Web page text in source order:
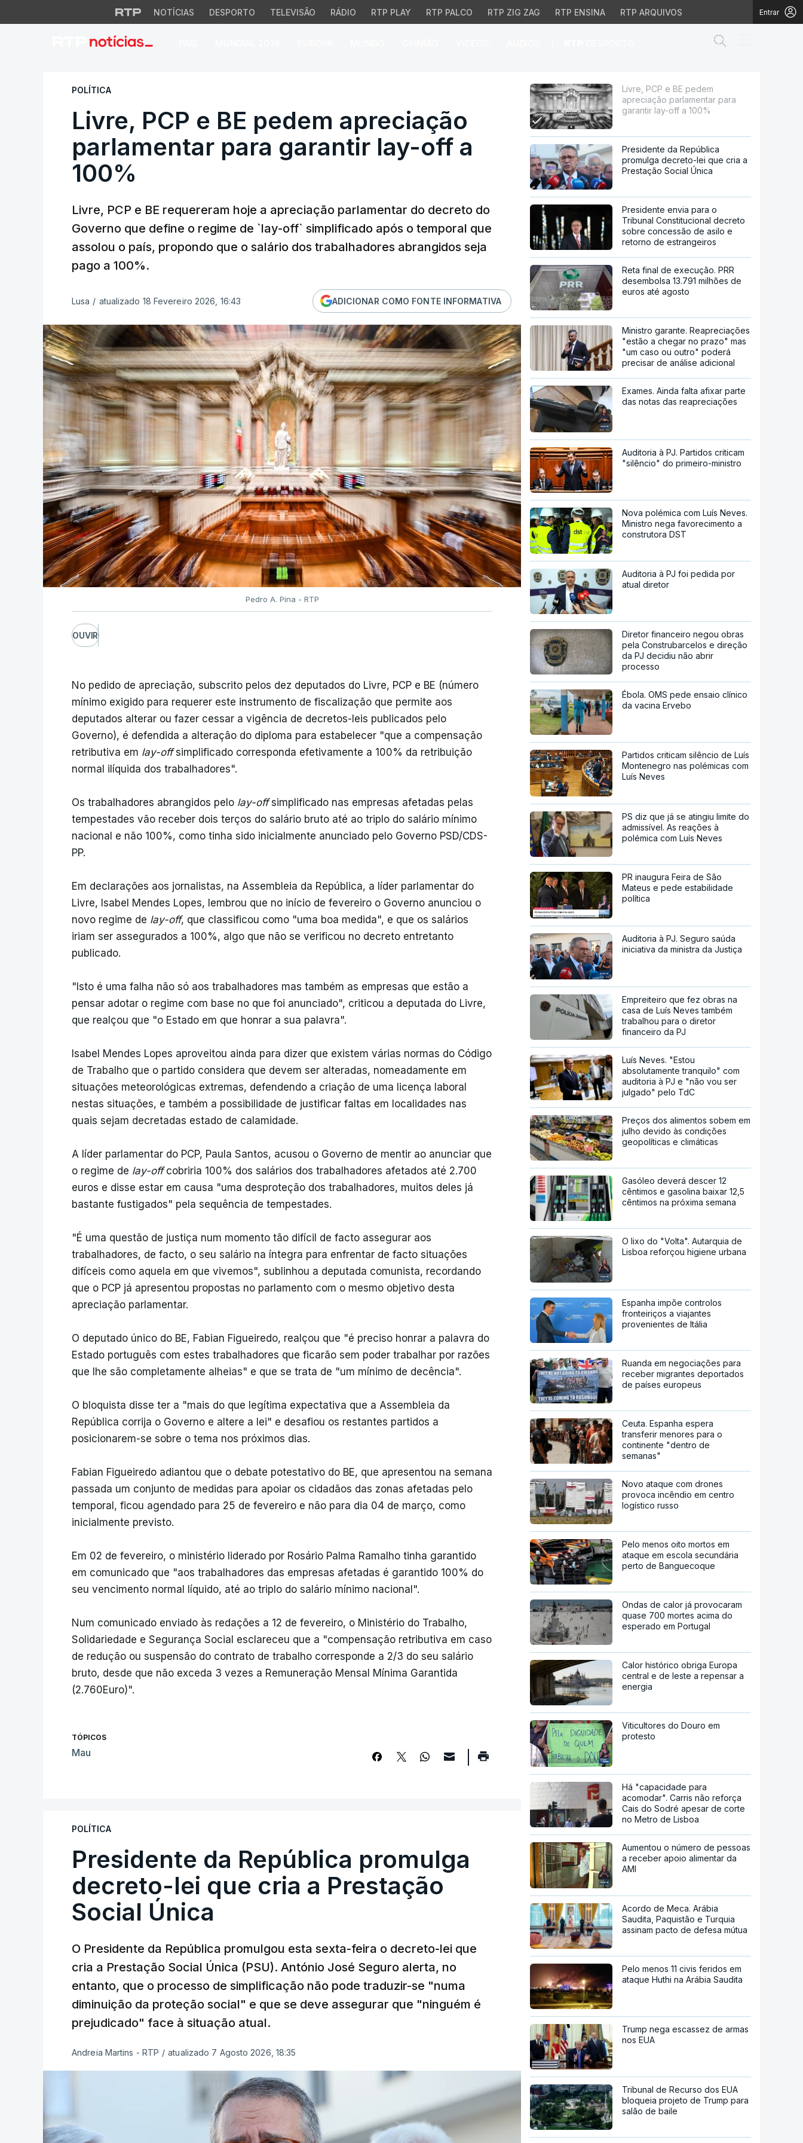
NOTÍCIAS DESPORTO TELEVISÃO RÁDIO RTP PLAY RTP PALCO RTP ZIG ZAG RTP ENSINA RTP ARQUIVOS Entrar
Livre, PCP e BE pedem apreciação parlamentar para garantir lay-
POLÍTICA
Livre, PCP e BE pedem apreciação
parlamentar para garantir lay-off a
100%
Livre, PCP e BE requereram hoje a apreciação parlamentar do decreto do
Governo que define o regime de `lay-off` simplificado após o temporal que
assolou o país, propondo que o salário dos trabalhadores abrangidos seja
pago a 100%.
Lusa / atualizado 18 Fevereiro 2026, 16:43 ADICIONAR COMO FONTE INFORMATIVA
Pedro A. Pina - RTP
OUVIR
No pedido de apreciação, subscrito pelos dez deputados do Livre, PCP e BE (número
mínimo exigido para requerer este instrumento de fiscalização que permite aos
deputados alterar ou fazer cessar a vigência de decretos-leis publicados pelo
Governo), é defendida a alteração do diploma para estabelecer "que a compensação
retributiva em lay-offsimplificado corresponda efetivamente a 100% da retribuição
normal ilíquida dos trabalhadores".
Os trabalhadores abrangidos pelo lay-offsimplificado nas empresas afetadas pelas
tempestades vão receber dois terços do salário bruto até ao triplo do salário mínimo
nacional e não 100%, como tinha sido inicialmente anunciado pelo Governo PSD/CDS-
PP.
Em declarações aos jornalistas, na Assembleia da República, a líder parlamentar do
Livre, Isabel Mendes Lopes, lembrou que no início de fevereiro o Governo anunciou o
novo regime de lay-off, que classificou como "uma boa medida", e que os salários
iriam ser assegurados a 100%, algo que não se verificou no decreto entretanto
publicado.
"Isto é uma falha não só aos trabalhadores mas também as empresas que estão a
pensar adotar o regime com base no que foi anunciado", criticou a deputada do Livre,
que realçou que "o Estado em que honrar a sua palavra".
Isabel Mendes Lopes aproveitou ainda para dizer que existem várias normas do Código
de Trabalho que o partido considera que devem ser alteradas, nomeadamente em
situações meteorológicas extremas, defendendo a criação de uma licença laboral
nestas situações, e também a possibilidade de justificar faltas em localidades nas
quais sejam decretadas estado de calamidade.
A líder parlamentar do PCP, Paula Santos, acusou o Governo de mentir ao anunciar que
o regime de lay-offcobriria 100% dos salários dos trabalhadores afetados até 2.700
euros e disse estar em causa "uma desproteção dos trabalhadores, muitos deles já
bastante fustigados" pela sequência de tempestades.
"É uma questão de justiça num momento tão difícil de facto assegurar aos
trabalhadores, de facto, o seu salário na íntegra para enfrentar de facto situações
difíceis como aquela em que vivemos", sublinhou a deputada comunista, recordando
que o PCP já apresentou propostas no parlamento com o mesmo objetivo desta
apreciação parlamentar.
O deputado único do BE, Fabian Figueiredo, realçou que "é preciso honrar a palavra do
Estado português com estes trabalhadores que ficarão sem poder trabalhar por razões
que lhe são completamente alheias" e que se trata de "um mínimo de decência".
O bloquista disse ter a "mais do que legítima expectativa que a Assembleia da
República corrija o Governo e altere a lei" e desafiou os restantes partidos a
posicionarem-se sobre o tema nos próximos dias.
Fabian Figueiredo adiantou que o debate potestativo do BE, que apresentou na semana
passada um conjunto de medidas para apoiar os cidadãos das zonas afetadas pelo
temporal, ficou agendado para 25 de fevereiro e não para dia 04 de março, como
inicialmente previsto.
Em 02 de fevereiro, o ministério liderado por Rosário Palma Ramalho tinha garantido
em comunicado que "aos trabalhadores das empresas afetadas é garantido 100% do
seu vencimento normal líquido, até ao triplo do salário mínimo nacional".
Num comunicado enviado às redações a 12 de fevereiro, o Ministério do Trabalho,
Solidariedade e Segurança Social esclareceu que a "compensação retributiva em caso
de redução ou suspensão do contrato de trabalho corresponde a 2/3 do seu salário
bruto, desde que não exceda 3 vezes a Remuneração Mensal Mínima Garantida
(2.760Euro)".
TÓPICOS
Mau
POLÍTICA
Presidente da República promulga
decreto-lei que cria a Prestação
Social Única
O Presidente da República promulgou esta sexta-feira o decreto-lei que
cria a Prestação Social Única (PSU). António José Seguro alerta, no
entanto, que o processo de simplificação não pode traduzir-se "numa
diminuição da proteção social" e que se deve assegurar que "ninguém é
prejudicado" face à situação atual.
Andreia Martins - RTP / atualizado 7 Agosto 2026, 18:35
Livre, PCP e BE pedem
apreciação parlamentar para
garantir lay-off a 100%
Presidente da República
promulga decreto-lei que cria a
Prestação Social Única
Presidente envia para o
Tribunal Constitucional decreto
sobre concessão de asilo e
retorno de estrangeiros
Reta final de execução. PRR
desembolsa 13.791 milhões de
euros até agosto
Ministro garante. Reapreciações
"estão a chegar no prazo" mas
"um caso ou outro" poderá
precisar de análise adicional
Exames. Ainda falta afixar parte
das notas das reapreciações
Auditoria à PJ. Partidos criticam
"silêncio" do primeiro-ministro
Nova polémica com Luís Neves.
Ministro nega favorecimento a
construtora DST
Auditoria à PJ foi pedida por
atual diretor
Diretor financeiro negou obras
pela Construbarcelos e direção
da PJ decidiu não abrir
processo
Ébola. OMS pede ensaio clínico
da vacina Ervebo
Partidos criticam silêncio de Luís
Montenegro nas polémicas com
Luís Neves
PS diz que já se atingiu limite do
admissível. As reações à
polémica com Luís Neves
PR inaugura Feira de São
Mateus e pede estabilidade
política
Auditoria à PJ. Seguro saúda
iniciativa da ministra da Justiça
Empreiteiro que fez obras na
casa de Luís Neves também
trabalhou para o diretor
financeiro da PJ
Luís Neves. "Estou
absolutamente tranquilo" com
auditoria à PJ e "não vou ser
julgado" pelo TdC
Preços dos alimentos sobem em
julho devido às condições
geopolíticas e climáticas
Gasóleo deverá descer 12
cêntimos e gasolina baixar 12,5
cêntimos na próxima semana
O lixo do "Volta". Autarquia de
Lisboa reforçou higiene urbana
Espanha impõe controlos
fronteiriços a viajantes
provenientes de Itália
Ruanda em negociações para
receber migrantes deportados
de países europeus
Ceuta. Espanha espera
transferir menores para o
continente "dentro de
semanas"
Novo ataque com drones
provoca incêndio em centro
logístico russo
Pelo menos oito mortos em
ataque em escola secundária
perto de Banguecoque
Ondas de calor já provocaram
quase 700 mortes acima do
esperado em Portugal
Calor histórico obriga Europa
central e de leste a repensar a
energia
Viticultores do Douro em
protesto
Há "capacidade para
acomodar". Carris não reforça
Cais do Sodré apesar de corte
no Metro de Lisboa
Aumentou o número de pessoas
a receber apoio alimentar da
AMI
Acordo de Meca. Arábia
Saudita, Paquistão e Turquia
assinam pacto de defesa mútua
Pelo menos 11 civis feridos em
ataque Huthi na Arábia Saudita
Trump nega escassez de armas
nos EUA
Tribunal de Recurso dos EUA
bloqueia projeto de Trump para
salão de baile